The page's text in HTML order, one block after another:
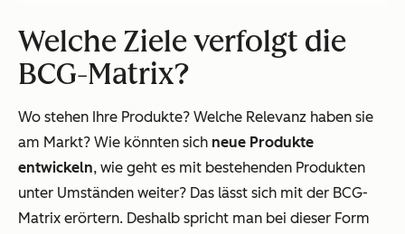
Welche Ziele verfolgt die
BCG-Matrix?
Wo stehen Ihre Produkte? Welche Relevanz haben sie
am Markt? Wie könnten sich neue Produkte
entwickeln, wie geht es mit bestehenden Produkten
unter Umständen weiter? Das lässt sich mit der BCG-
Matrix erörtern. Deshalb spricht man bei dieser Form